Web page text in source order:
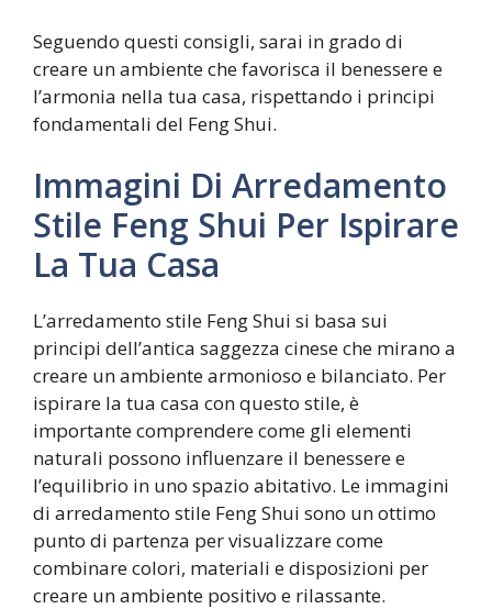
Seguendo questi consigli, sarai in grado di
creare un ambiente che favorisca il benessere e
l’armonia nella tua casa, rispettando i principi
fondamentali del Feng Shui.
Immagini Di Arredamento
Stile Feng Shui Per Ispirare
La Tua Casa
L’arredamento stile Feng Shui si basa sui
principi dell’antica saggezza cinese che mirano a
creare un ambiente armonioso e bilanciato. Per
ispirare la tua casa con questo stile, è
importante comprendere come gli elementi
naturali possono influenzare il benessere e
l’equilibrio in uno spazio abitativo. Le immagini
di arredamento stile Feng Shui sono un ottimo
punto di partenza per visualizzare come
combinare colori, materiali e disposizioni per
creare un ambiente positivo e rilassante.